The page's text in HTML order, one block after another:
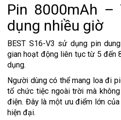
Pin 8000mAh
dụng nhiều giờ
BEST S16-V3 sử dụng pin
gian hoạt động liên tục từ 5 đến
dụng.
Người dùng có thể mang loa đi
tổ chức tiệc ngoài trời mà
điện. Đây là một ưu điểm lớn
hiện đại.